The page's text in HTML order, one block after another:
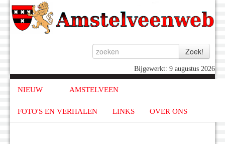
Bijgewerkt: 9 augustus 2026
NIEUW AMSTELVEEN
FOTO'S EN VERHALEN LINKS OVER ONS